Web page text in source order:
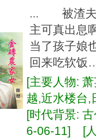
... 被渣夫
主可真出
当了孩子
回来吃软
[主要人物:
越,近水楼
[时代背景:
6-06-11] [